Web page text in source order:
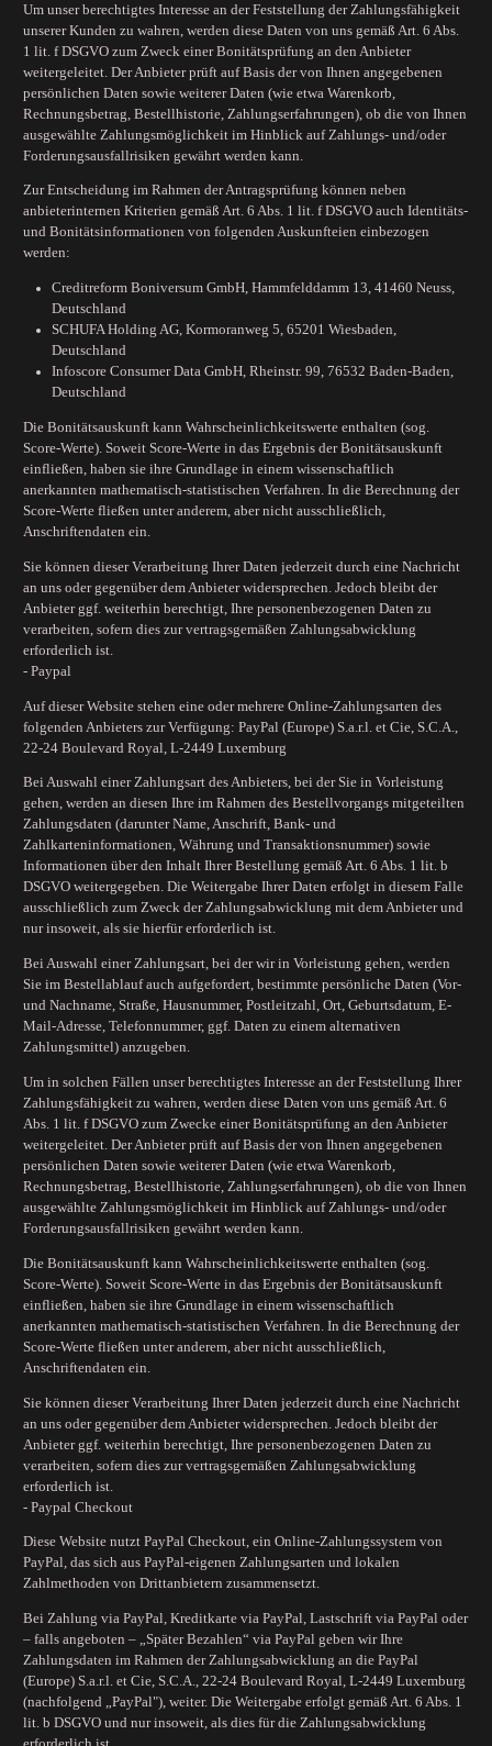
Um unser berechtigtes Interesse an der Feststellung der Zahlungsfähigkeit
unserer Kunden zu wahren, werden diese Daten von uns gemäß Art. 6 Abs.
1 lit. f DSGVO zum Zweck einer Bonitätsprüfung an den Anbieter
weitergeleitet. Der Anbieter prüft auf Basis der von Ihnen angegebenen
persönlichen Daten sowie weiterer Daten (wie etwa Warenkorb,
Rechnungsbetrag, Bestellhistorie, Zahlungserfahrungen), ob die von Ihnen
ausgewählte Zahlungsmöglichkeit im Hinblick auf Zahlungs- und/oder
Forderungsausfallrisiken gewährt werden kann.
Zur Entscheidung im Rahmen der Antragsprüfung können neben
anbieterinternen Kriterien gemäß Art. 6 Abs. 1 lit. f DSGVO auch Identitäts-
und Bonitätsinformationen von folgenden Auskunfteien einbezogen
werden:
Creditreform Boniversum GmbH, Hammfelddamm 13, 41460 Neuss,
Deutschland
SCHUFA Holding AG, Kormoranweg 5, 65201 Wiesbaden,
Deutschland
Infoscore Consumer Data GmbH, Rheinstr. 99, 76532 Baden-Baden,
Deutschland
Die Bonitätsauskunft kann Wahrscheinlichkeitswerte enthalten (sog.
Score-Werte). Soweit Score-Werte in das Ergebnis der Bonitätsauskunft
einfließen, haben sie ihre Grundlage in einem wissenschaftlich
anerkannten mathematisch-statistischen Verfahren. In die Berechnung der
Score-Werte fließen unter anderem, aber nicht ausschließlich,
Anschriftendaten ein.
Sie können dieser Verarbeitung Ihrer Daten jederzeit durch eine Nachricht
an uns oder gegenüber dem Anbieter widersprechen. Jedoch bleibt der
Anbieter ggf. weiterhin berechtigt, Ihre personenbezogenen Daten zu
verarbeiten, sofern dies zur vertragsgemäßen Zahlungsabwicklung
erforderlich ist.
- Paypal
Auf dieser Website stehen eine oder mehrere Online-Zahlungsarten des
folgenden Anbieters zur Verfügung: PayPal (Europe) S.a.r.l. et Cie, S.C.A.,
22-24 Boulevard Royal, L-2449 Luxemburg
Bei Auswahl einer Zahlungsart des Anbieters, bei der Sie in Vorleistung
gehen, werden an diesen Ihre im Rahmen des Bestellvorgangs mitgeteilten
Zahlungsdaten (darunter Name, Anschrift, Bank- und
Zahlkarteninformationen, Währung und Transaktionsnummer) sowie
Informationen über den Inhalt Ihrer Bestellung gemäß Art. 6 Abs. 1 lit. b
DSGVO weitergegeben. Die Weitergabe Ihrer Daten erfolgt in diesem Falle
ausschließlich zum Zweck der Zahlungsabwicklung mit dem Anbieter und
nur insoweit, als sie hierfür erforderlich ist.
Bei Auswahl einer Zahlungsart, bei der wir in Vorleistung gehen, werden
Sie im Bestellablauf auch aufgefordert, bestimmte persönliche Daten (Vor-
und Nachname, Straße, Hausnummer, Postleitzahl, Ort, Geburtsdatum, E-
Mail-Adresse, Telefonnummer, ggf. Daten zu einem alternativen
Zahlungsmittel) anzugeben.
Um in solchen Fällen unser berechtigtes Interesse an der Feststellung Ihrer
Zahlungsfähigkeit zu wahren, werden diese Daten von uns gemäß Art. 6
Abs. 1 lit. f DSGVO zum Zwecke einer Bonitätsprüfung an den Anbieter
weitergeleitet. Der Anbieter prüft auf Basis der von Ihnen angegebenen
persönlichen Daten sowie weiterer Daten (wie etwa Warenkorb,
Rechnungsbetrag, Bestellhistorie, Zahlungserfahrungen), ob die von Ihnen
ausgewählte Zahlungsmöglichkeit im Hinblick auf Zahlungs- und/oder
Forderungsausfallrisiken gewährt werden kann.
Die Bonitätsauskunft kann Wahrscheinlichkeitswerte enthalten (sog.
Score-Werte). Soweit Score-Werte in das Ergebnis der Bonitätsauskunft
einfließen, haben sie ihre Grundlage in einem wissenschaftlich
anerkannten mathematisch-statistischen Verfahren. In die Berechnung der
Score-Werte fließen unter anderem, aber nicht ausschließlich,
Anschriftendaten ein.
Sie können dieser Verarbeitung Ihrer Daten jederzeit durch eine Nachricht
an uns oder gegenüber dem Anbieter widersprechen. Jedoch bleibt der
Anbieter ggf. weiterhin berechtigt, Ihre personenbezogenen Daten zu
verarbeiten, sofern dies zur vertragsgemäßen Zahlungsabwicklung
erforderlich ist.
- Paypal Checkout
Diese Website nutzt PayPal Checkout, ein Online-Zahlungssystem von
PayPal, das sich aus PayPal-eigenen Zahlungsarten und lokalen
Zahlmethoden von Drittanbietern zusammensetzt.
Bei Zahlung via PayPal, Kreditkarte via PayPal, Lastschrift via PayPal oder
– falls angeboten – „Später Bezahlen“ via PayPal geben wir Ihre
Zahlungsdaten im Rahmen der Zahlungsabwicklung an die PayPal
(Europe) S.a.r.l. et Cie, S.C.A., 22-24 Boulevard Royal, L-2449 Luxemburg
(nachfolgend „PayPal"), weiter. Die Weitergabe erfolgt gemäß Art. 6 Abs. 1
lit. b DSGVO und nur insoweit, als dies für die Zahlungsabwicklung